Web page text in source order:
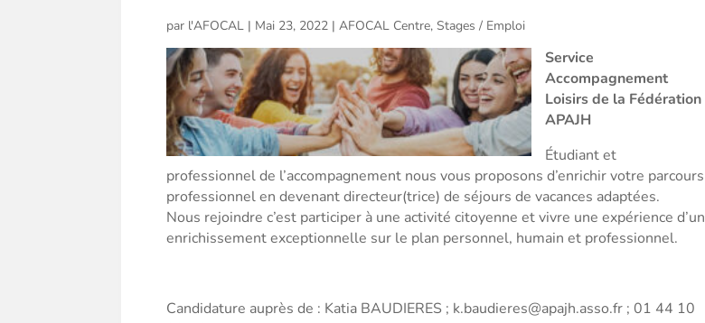
par l'AFOCAL | Mai 23, 2022 |AFOCAL Centre,Stages / Emploi
Service
Accompagnement
Loisirs de la Fédération
APAJH
Étudiant et
professionnel de l’accompagnement nous vous proposons d’enrichir votre parcours
professionnel en devenant directeur(trice) de séjours de vacances adaptées.
Nous rejoindre c’est participer à une activité citoyenne et vivre une expérience d’un
enrichissement exceptionnelle sur le plan personnel, humain et professionnel.
Candidature auprès de : Katia BAUDIERES ; k.baudieres@apajh.asso.fr ; 01 44 10